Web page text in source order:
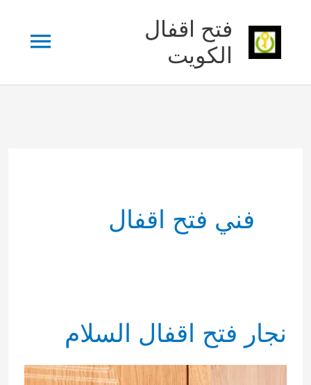
فتح اقفال
الكويت
فني فتح اقفال
نجار فتح اقفال السلام